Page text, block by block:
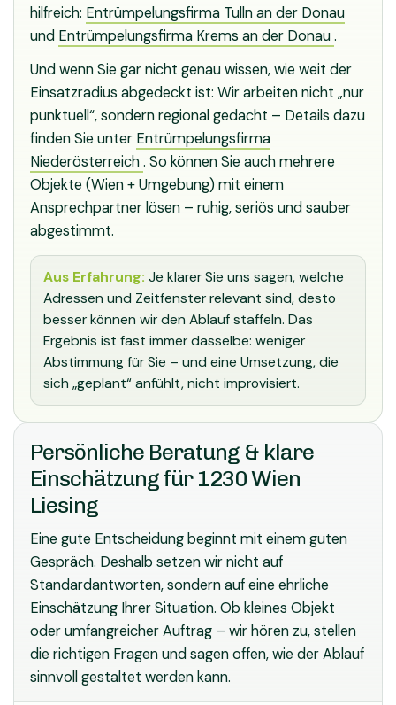
hilfreich: Entrümpelungsfirma Tulln an der Donau
und Entrümpelungsfirma Krems an der Donau.
Und wenn Sie gar nicht genau wissen, wie weit der
Einsatzradius abgedeckt ist: Wir arbeiten nicht „nur
punktuell“, sondern regional gedacht – Details dazu
finden Sie unter Entrümpelungsfirma
Niederösterreich. So können Sie auch mehrere
Objekte (Wien + Umgebung) mit einem
Ansprechpartner lösen – ruhig, seriös und sauber
abgestimmt.
Aus Erfahrung: Je klarer Sie uns sagen, welche
Adressen und Zeitfenster relevant sind, desto
besser können wir den Ablauf staffeln. Das
Ergebnis ist fast immer dasselbe: weniger
Abstimmung für Sie – und eine Umsetzung, die
sich „geplant“ anfühlt, nicht improvisiert.
Persönliche Beratung & klare
Einschätzung für 1230 Wien
Liesing
Eine gute Entscheidung beginnt mit einem guten
Gespräch. Deshalb setzen wir nicht auf
Standardantworten, sondern auf eine ehrliche
Einschätzung Ihrer Situation. Ob kleines Objekt
oder umfangreicher Auftrag – wir hören zu, stellen
die richtigen Fragen und sagen offen, wie der Ablauf
sinnvoll gestaltet werden kann.